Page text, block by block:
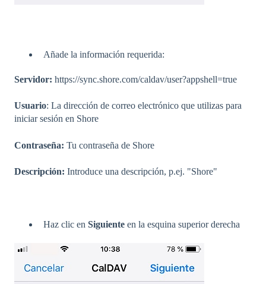
Añade la información requerida:
Servidor: https://sync.shore.com/caldav/user?appshell=true
Usuario: La dirección de correo electrónico que utilizas para
iniciar sesión en Shore
Contraseña: Tu contraseña de Shore
Descripción: Introduce una descripción, p.ej. "Shore"
Haz clic en Siguiente en la esquina superior derecha